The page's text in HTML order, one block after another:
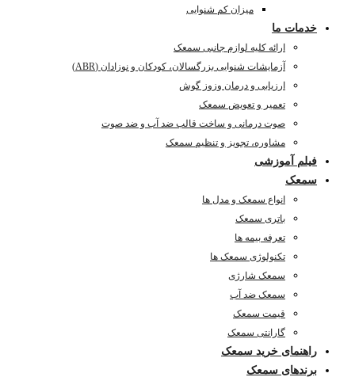
میزان کم شنوایی
خدمات ما
ارائه کلیه لوازم جانبی سمعک
آزمایشات شنوایی بزرگسالان، کودکان و نوزادان (ABR)
ارزیابی و درمان وزوز گوش
تعمیر و تعویض سمعک
صوت درمانی و ساخت قالب ضد آب و ضد صوت
مشاوره، تجویز و تنظیم سمعک
فیلم آموزشی
سمعک
انواع سمعک و مدل ها
باتری سمعک
تعرفه بیمه ها
تکنولوژی سمعک ها
سمعک شارژی
سمعک ضد آب
قیمت سمعک
گارانتی سمعک
راهنمای خرید سمعک
برندهای سمعک